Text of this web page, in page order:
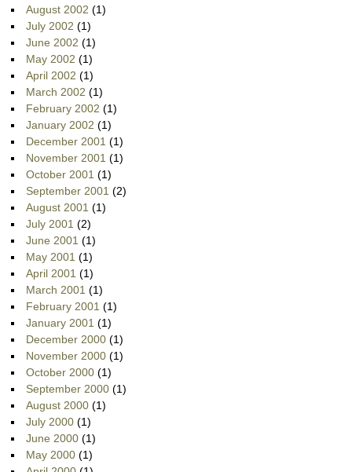
August 2002 (1)
July 2002 (1)
June 2002 (1)
May 2002 (1)
April 2002 (1)
March 2002 (1)
February 2002 (1)
January 2002 (1)
December 2001 (1)
November 2001 (1)
October 2001 (1)
September 2001 (2)
August 2001 (1)
July 2001 (2)
June 2001 (1)
May 2001 (1)
April 2001 (1)
March 2001 (1)
February 2001 (1)
January 2001 (1)
December 2000 (1)
November 2000 (1)
October 2000 (1)
September 2000 (1)
August 2000 (1)
July 2000 (1)
June 2000 (1)
May 2000 (1)